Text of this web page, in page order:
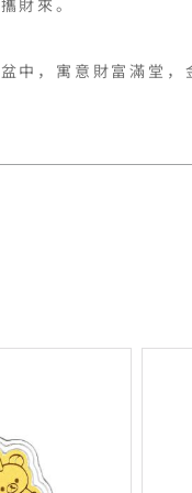
財來。